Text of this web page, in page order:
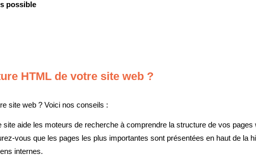
possible
HTML de votre site web ?
site web ? Voici nos conseils :
aide les moteurs de recherche à comprendre la structure de vos pages
vous que les pages les plus importantes sont présentées en haut de la
internes.